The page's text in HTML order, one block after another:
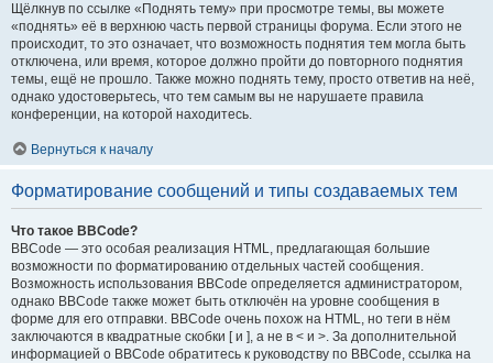
Щёлкнув по ссылке «Поднять тему» при просмотре темы, вы можете
«поднять» её в верхнюю часть первой страницы форума. Если этого не
происходит, то это означает, что возможность поднятия тем могла быть
отключена, или время, которое должно пройти до повторного поднятия
темы, ещё не прошло. Также можно поднять тему, просто ответив на неё,
однако удостоверьтесь, что тем самым вы не нарушаете правила
конференции, на которой находитесь.
Вернуться к началу
Форматирование сообщений и типы создаваемых тем
Что такое BBCode?
BBCode — это особая реализация HTML, предлагающая большие
возможности по форматированию отдельных частей сообщения.
Возможность использования BBCode определяется администратором,
однако BBCode также может быть отключён на уровне сообщения в
форме для его отправки. BBCode очень похож на HTML, но теги в нём
заключаются в квадратные скобки [ и ], а не в < и >. За дополнительной
информацией о BBCode обратитесь к руководству по BBCode, ссылка на